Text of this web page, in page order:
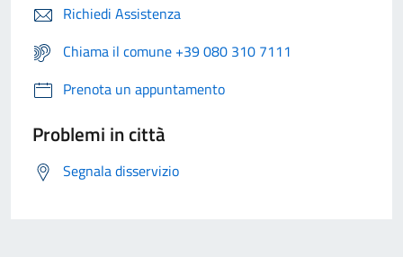
Richiedi Assistenza
Chiama il comune +39 080 310 7111
Prenota un appuntamento
Problemi in città
Segnala disservizio